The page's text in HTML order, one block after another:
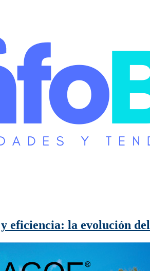
eficiencia: la evolución